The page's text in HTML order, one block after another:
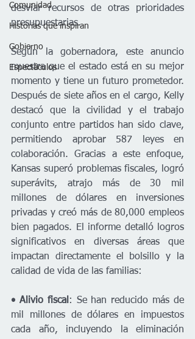
Comunidad
Historias que inspiran
Gobierno
Espectáculos
desviar recursos de otras prioridades
presupuestarias.
Según la gobernadora, este anuncio
muestra que el estado está en su mejor
momento y tiene un futuro prometedor.
Después de siete años en el cargo, Kelly
destacó que la civilidad y el trabajo
conjunto entre partidos han sido clave,
permitiendo aprobar 587 leyes en
colaboración. Gracias a este enfoque,
Kansas superó problemas fiscales, logró
superávits, atrajo más de 30 mil
millones de dólares en inversiones
privadas y creó más de 80,000 empleos
bien pagados. El informe detalló logros
significativos en diversas áreas que
impactan directamente el bolsillo y la
calidad de vida de las familias:
• Alivio fiscal: Se han reducido más de
mil millones de dólares en impuestos
cada año, incluyendo la eliminación